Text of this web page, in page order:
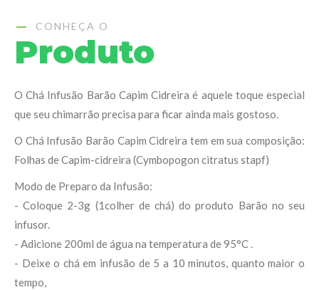
CONHEÇA O
Produto
O Chá Infusão Barão Capim Cidreira é aquele toque especial
que seu chimarrão precisa para ficar ainda mais gostoso.
O Chá Infusão Barão Capim Cidreira tem em sua composição:
Folhas de Capim-cidreira (Cymbopogon citratus stapf)
Modo de Preparo da Infusão:
- Coloque 2-3g (1colher de chá) do produto Barão no seu
infusor.
- Adicione 200ml de água na temperatura de 95°C .
- Deixe o chá em infusão de 5 a 10 minutos, quanto maior o
tempo,